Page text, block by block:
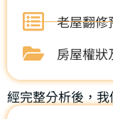
老屋翻修
房屋權狀
經完整分析後，我